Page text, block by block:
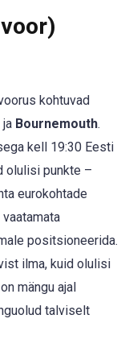
kohtuvad
ja Bournemouth.
kell 19:30 Eesti
olulisi punkte –
eurokohtade
positsioneerida.
ilma, kuid olulisi
mängu ajal
talviselt